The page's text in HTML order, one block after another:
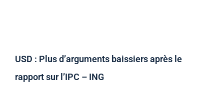
USD : Plus d’arguments baissiers après le
rapport sur l’IPC – ING